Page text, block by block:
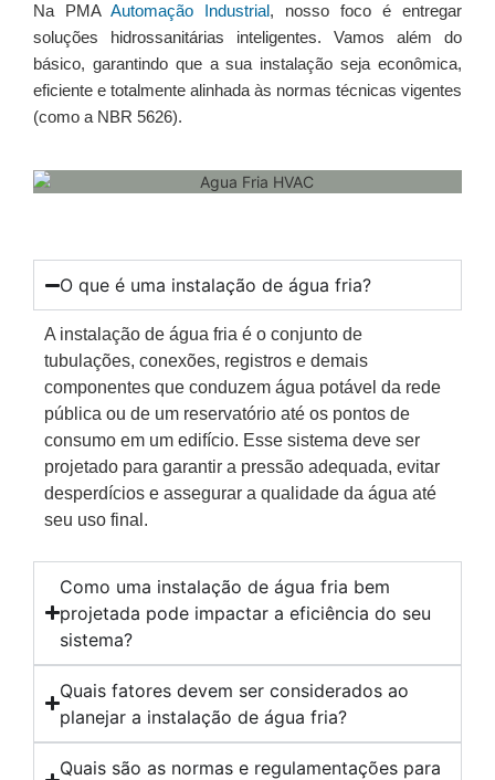
Na PMA Automação Industrial, nosso foco é entregar
soluções hidrossanitárias inteligentes. Vamos além do
básico, garantindo que a sua instalação seja econômica,
eficiente e totalmente alinhada às normas técnicas vigentes
(como a NBR 5626).
O que é uma instalação de água fria?
A instalação de água fria é o conjunto de
tubulações, conexões, registros e demais
componentes que conduzem água potável da rede
pública ou de um reservatório até os pontos de
consumo em um edifício. Esse sistema deve ser
projetado para garantir a pressão adequada, evitar
desperdícios e assegurar a qualidade da água até
seu uso final.
Como uma instalação de água fria bem
projetada pode impactar a eficiência do seu
sistema?
Quais fatores devem ser considerados ao
planejar a instalação de água fria?
Quais são as normas e regulamentações para